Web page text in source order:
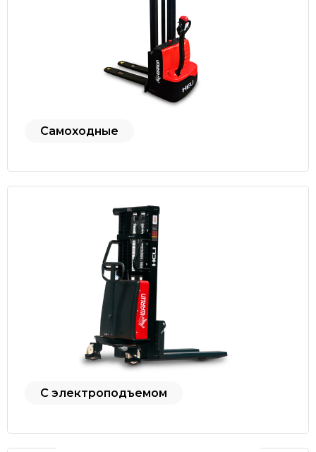
Самоходные
С электроподъемом